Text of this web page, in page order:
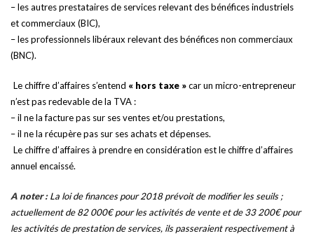
– les autres prestataires de services relevant des bénéfices industriels
et commerciaux (BIC),
– les professionnels libéraux relevant des bénéfices non commerciaux
(BNC).
Le chiffre d’affaires s’entend « hors taxe »car un micro-entrepreneur
n’est pas redevable de la TVA :
– il ne la facture pas sur ses ventes et/ou prestations,
– il ne la récupère pas sur ses achats et dépenses.
Le chiffre d’affaires à prendre en considération est le chiffre d’affaires
annuel encaissé.
A noter :La loi de finances pour 2018 prévoit de modifier les seuils ;
actuellement de 82 000€ pour les activités de vente et de 33 200€ pour
les activités de prestation de services, ils passeraient respectivement à